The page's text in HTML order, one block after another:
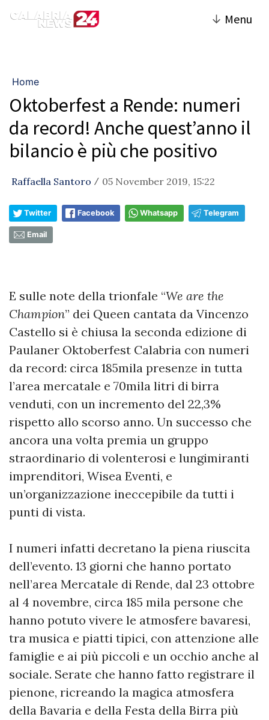
↓ Menu
Home
Oktoberfest a Rende: numeri
da record! Anche quest’anno il
bilancio è più che positivo
Raffaella Santoro / 05 November 2019, 15:22
Twitter Facebook Whatsapp Telegram
Email
E sulle note della trionfale “We are the
Champion” dei Queen cantata da Vincenzo
Castello si è chiusa la seconda edizione di
Paulaner Oktoberfest Calabria con numeri
da record: circa 185mila presenze in tutta
l’area mercatale e 70mila litri di birra
venduti, con un incremento del 22,3%
rispetto allo scorso anno. Un successo che
ancora una volta premia un gruppo
straordinario di volenterosi e lungimiranti
imprenditori, Wisea Eventi, e
un’organizzazione ineccepibile da tutti i
punti di vista.
I numeri infatti decretano la piena riuscita
dell’evento. 13 giorni che hanno portato
nell’area Mercatale di Rende, dal 23 ottobre
al 4 novembre, circa 185 mila persone che
hanno potuto vivere le atmosfere bavaresi,
tra musica e piatti tipici, con attenzione alle
famiglie e ai più piccoli e un occhio anche al
sociale. Serate che hanno fatto registrare il
pienone, ricreando la magica atmosfera
della Bavaria e della Festa della Birra più